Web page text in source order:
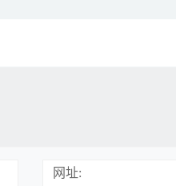
网址: